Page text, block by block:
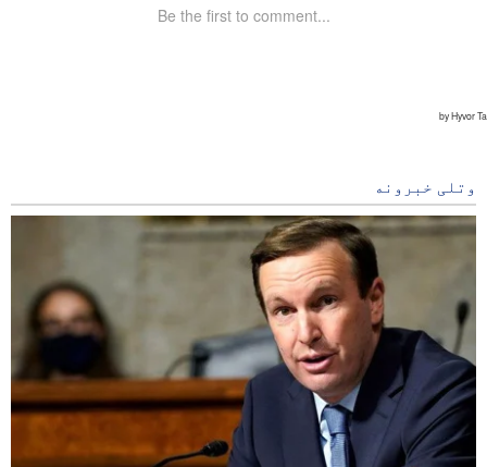
وتلی خبرونه